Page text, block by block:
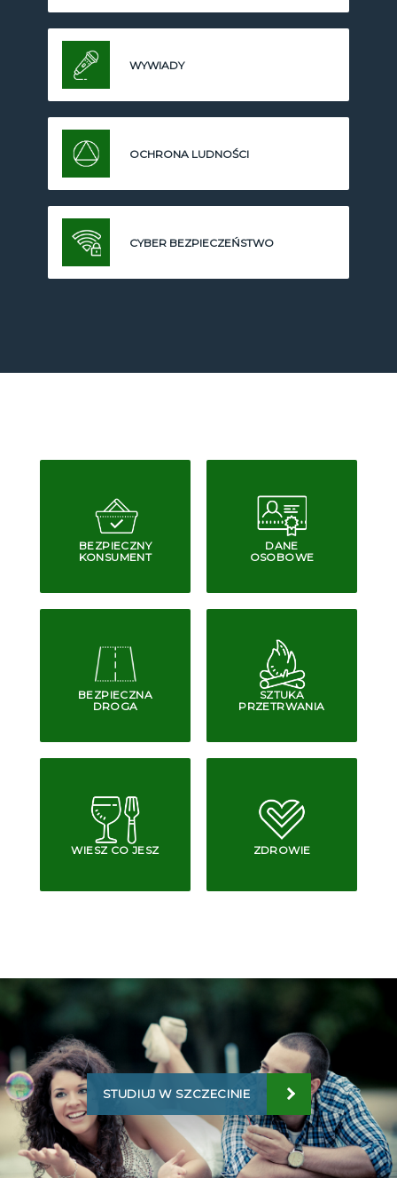
WYWIADY
OCHRONA LUDNOŚCI
CYBER BEZPIECZEŃSTWO
BEZPIECZNY
KONSUMENT
DANE
OSOBOWE
BEZPIECZNA
DROGA
SZTUKA
PRZETRWANIA
WIESZ CO JESZ ZDROWIE
STUDIUJ W SZCZECINIE